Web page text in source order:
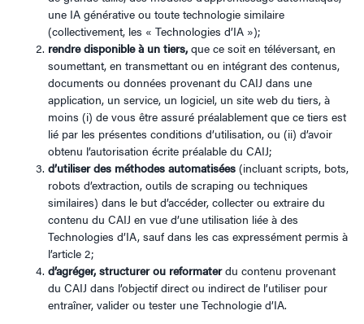
une IA générative ou toute technologie similaire
(collectivement, les « Technologies d’IA »);
rendre disponible à un tiers, que ce soit en téléversant, en
soumettant, en transmettant ou en intégrant des contenus,
documents ou données provenant du CAIJ dans une
application, un service, un logiciel, un site web du tiers, à
moins (i) de vous être assuré préalablement que ce tiers est
lié par les présentes conditions d’utilisation, ou (ii) d’avoir
obtenu l’autorisation écrite préalable du CAIJ;
d’utiliser des méthodes automatisées(incluant scripts, bots,
robots d’extraction, outils de scraping ou techniques
similaires) dans le but d’accéder, collecter ou extraire du
contenu du CAIJ en vue d’une utilisation liée à des
Technologies d’IA, sauf dans les cas expressément permis à
l’article 2;
d’agréger, structurer ou reformaterdu contenu provenant
du CAIJ dans l’objectif direct ou indirect de l’utiliser pour
entraîner, valider ou tester une Technologie d’IA.